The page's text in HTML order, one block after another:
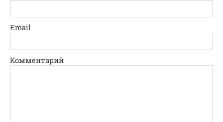
Email
Комментарий